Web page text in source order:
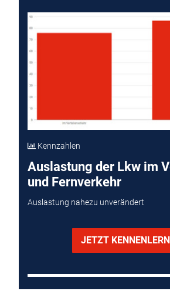
Kennzahlen
Auslastung der Lkw im
und Fernverkehr
Auslastung nahezu unverändert
JETZT